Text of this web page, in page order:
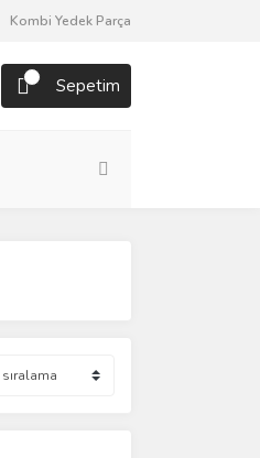
Kombi Yedek Parça
Sepetim